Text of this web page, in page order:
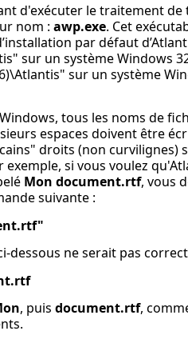
d'exécuter le traitement de
nom : awp.exe. Cet
par défaut
" sur un système Windows
" sur un système
tous les noms de
espaces doivent être
droits (non curvilignes)
exemple, si vous voulez
Mon document.rtf, vous
suivante :
dessous ne serait pas
, puis document.rtf,